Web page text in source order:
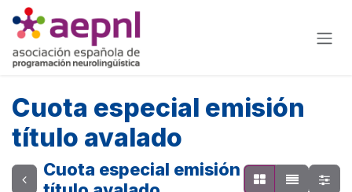
Ir al contenido
Cuota especial emisión
título avalado
Cuota especial emisión